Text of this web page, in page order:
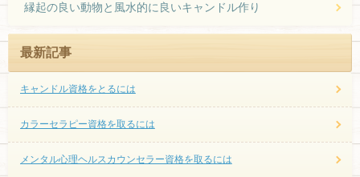
縁起の良い動物と風水的に良いキャンドル作り
最新記事
キャンドル資格をとるには
カラーセラピー資格を取るには
メンタル心理ヘルスカウンセラー資格を取るには